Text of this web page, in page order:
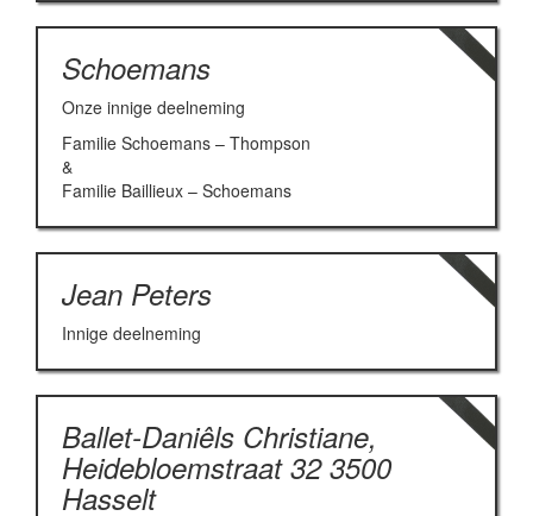
Schoemans
Onze innige deelneming
Familie Schoemans – Thompson
&
Familie Baillieux – Schoemans
Jean Peters
Innige deelneming
Ballet-Daniêls Christiane,
Heidebloemstraat 32 3500
Hasselt